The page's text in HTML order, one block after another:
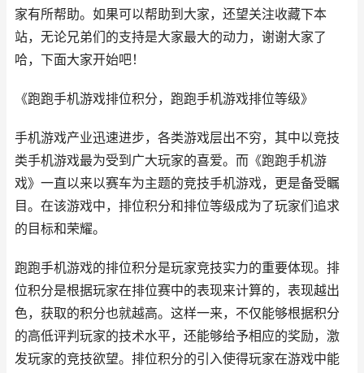
家有所帮助。如果可以帮助到大家，还望关注收藏下本
站，无论兄弟们的支持是大家最大的动力，谢谢大家了
哈，下面大家开始吧！
《跑跑手机游戏排位积分，跑跑手机游戏排位等级》
手机游戏产业迅速进步，各类游戏层出不穷，其中以竞技
类手机游戏最为受到广大玩家的喜爱。而《跑跑手机游
戏》一直以来以赛车为主题的竞技手机游戏，更是备受瞩
目。在该游戏中，排位积分和排位等级成为了玩家们追求
的目标和荣耀。
跑跑手机游戏的排位积分是玩家竞技实力的重要体现。排
位积分是根据玩家在排位赛中的表现来计算的，表现越出
色，获取的积分也就越高。这样一来，不仅能够根据积分
的高低评判玩家的技术水平，还能够给予相应的奖励，激
发玩家的竞技欲望。排位积分的引入使得玩家在游戏中能